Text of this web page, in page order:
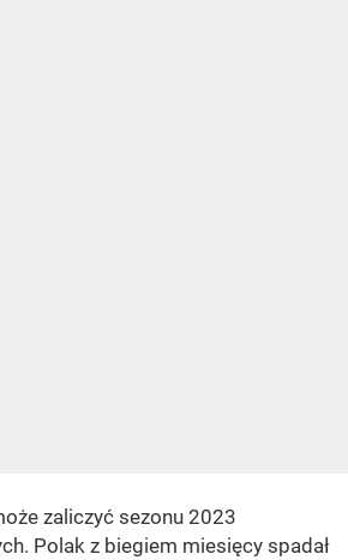
zaliczyć sezonu 2023
Polak z biegiem miesięcy spadał